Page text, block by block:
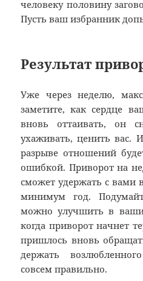
человеку половину
Пусть ваш избранник
Результат
Уже через неделю,
заметите, как сердце
вновь оттаивать, он
ухаживать, ценить вас.
разрыве отношений
ошибкой. Приворот на
сможет удержать с вами
минимум год.
можно улучшить в
когда приворот начнет
пришлось вновь
держать
совсем правильно.